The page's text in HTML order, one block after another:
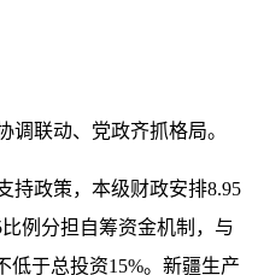
联动、党政齐抓格局。
持政策，本级财政安排8.95
例分担自筹资金机制，与
低于总投资15%。新疆生产